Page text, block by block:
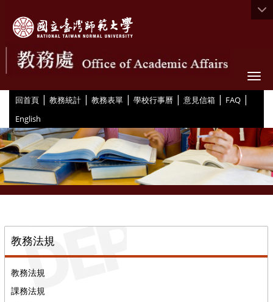
回首頁 | 教務統計 | 教務表單 | 學校行事曆 | 意見信箱 | FAQ |
English
教務法規
教務法規
課務法規